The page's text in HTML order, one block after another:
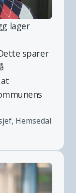
lager
sparer
Hemsedal